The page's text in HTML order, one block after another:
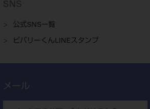
SNS
公式SNS一覧
ビバリーくんLINEスタンプ
メール